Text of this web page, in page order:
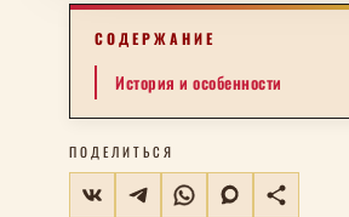
СОДЕРЖАНИЕ
История и особенности
ПОДЕЛИТЬСЯ